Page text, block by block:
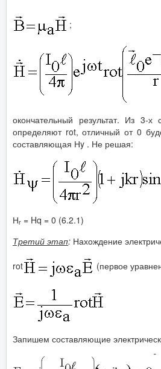
;
окончательный результат. Из 3-х
определяют rot, отличный от 0
составляющая Нy . Не решая:
Нr = Hq = 0 (6.2.1)
Третий этап: Нахождение
rot (первое
Запишем составляющие